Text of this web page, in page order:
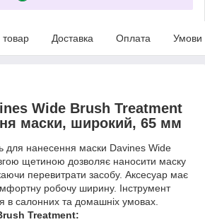
товар Доставка Оплата Умови
Wide Brush Treatment
маски, широкий, 65 мм
для нанесення маски Davines Wide
щетиною дозволяє наносити маску
перевитрати засобу. Аксесуар має
робочу ширину. Інструмент
в салонних та домашніх умовах.
Treatment: